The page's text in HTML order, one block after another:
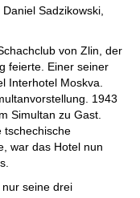
Sadzikowski,
von Zlin, der
feierte. Einer seiner
Interhotel Moskva.
1943
Simultan zu Gast.
tschechische
war das Hotel nun
seine drei